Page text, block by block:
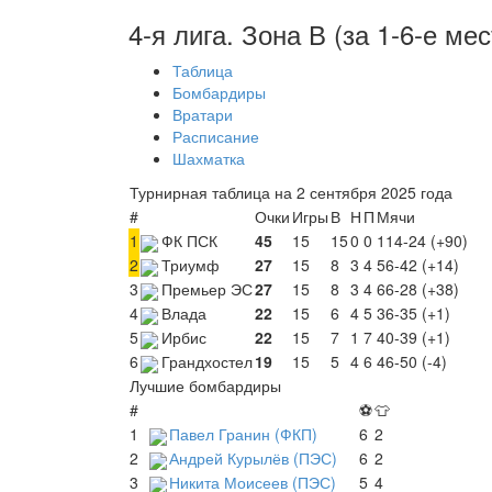
4-я лига. Зона В (за 1-6-е
Таблица
Бомбардиры
Вратари
Расписание
Шахматка
Турнирная таблица на 2 сентября 2025 года
#
Очки Игры В Н П Мячи
1
ФК ПСК 45 15 150 0 114-24 (+90)
2
Триумф 27 15 8 3 4 56-42 (+14)
3
Премьер ЭС27 15 8 3 4 66-28 (+38)
4
Влада 22 15 6 4 5 36-35 (+1)
5
Ирбис 22 15 7 1 7 40-39 (+1)
6
Грандхостел19 15 5 4 6 46-50 (-4)
Лучшие бомбардиры
#
⚽👕
1
Павел Гранин (ФКП) 6 2
2
Андрей Курылёв (ПЭС) 6 2
3
Никита Моисеев (ПЭС) 5 4